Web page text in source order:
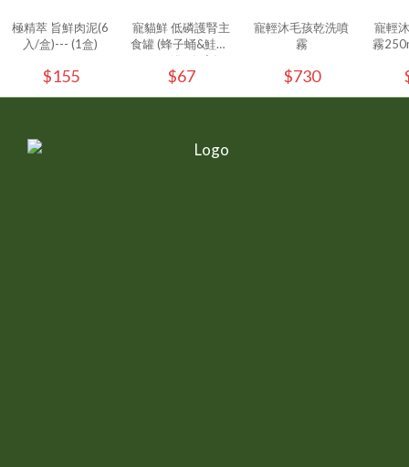
極精萃 旨鮮肉泥(6
入/盒)--- (1盒)
$155
寵貓鮮 低磷護腎主
食罐 (蜂子蛹&鮭魚)
80g/罐 - (1入)
$67
寵輕沐毛孩乾洗噴
霧
$730
寵輕
霧